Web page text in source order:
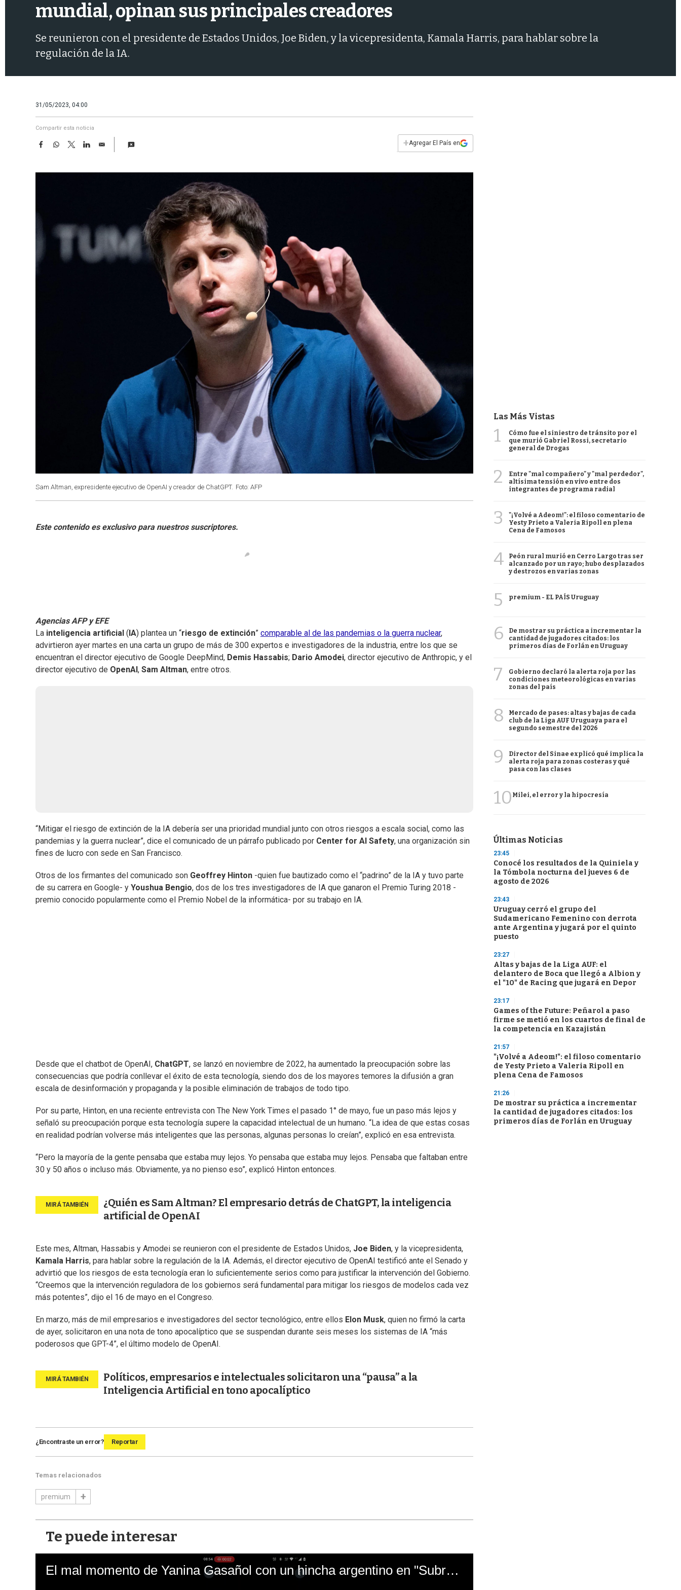
mundial, opinan sus principales creadores
Se reunieron con el presidente de Estados Unidos, Joe Biden, y la vicepresidenta, Kamala Harris, para hablar sobre la
regulación de la IA.
31/05/2023, 04:00
Compartir esta noticia
F
e
W
t
T
w
t
L
k
E
i
+Agregar El País en
Sam Altman, expresidente ejecutivo de OpenAI y creador de ChatGPT. Foto: AFP
Agencias AFP y EFE
La inteligencia artificial ( IA) plantea un “riesgo de extinción” comparable al de las pandemias o la guerra nuclear,
advirtieron ayer martes en una carta un grupo de más de 300 expertos e investigadores de la industria, entre los que se
encuentran el director ejecutivo de Google DeepMind, Demis Hassabis; Dario Amodei, director ejecutivo de Anthropic, y el
director ejecutivo de OpenAI , Sam Altman, entre otros.
“Mitigar el riesgo de extinción de la IA debería ser una prioridad mundial junto con otros riesgos a escala social, como las
pandemias y la guerra nuclear”, dice el comunicado de un párrafo publicado por Center for AI Safety, una organización sin
fines de lucro con sede en San Francisco.
Otros de los firmantes del comunicado son Geoffrey Hinton -quien fue bautizado como el “padrino” de la IA y tuvo parte
de su carrera en Google- y Youshua Bengio, dos de los tres investigadores de IA que ganaron el Premio Turing 2018 -
premio conocido popularmente como el Premio Nobel de la informática- por su trabajo en IA.
Desde que el chatbot de OpenAI, ChatGPT, se lanzó en noviembre de 2022, ha aumentado la preocupación sobre las
consecuencias que podría conllevar el éxito de esta tecnología, siendo dos de los mayores temores la difusión a gran
escala de desinformación y propaganda y la posible eliminación de trabajos de todo tipo.
Por su parte, Hinton, en una reciente entrevista con The New York Times el pasado 1° de mayo, fue un paso más lejos y
señaló su preocupación porque esta tecnología supere la capacidad intelectual de un humano. “La idea de que estas cosas
en realidad podrían volverse más inteligentes que las personas, algunas personas lo creían”, explicó en esa entrevista.
“Pero la mayoría de la gente pensaba que estaba muy lejos. Yo pensaba que estaba muy lejos. Pensaba que faltaban entre
30 y 50 años o incluso más. Obviamente, ya no pienso eso”, explicó Hinton entonces.
¿Quién es Sam Altman? El empresario detrás de ChatGPT, la inteligencia
artificial de OpenAI
Este mes, Altman, Hassabis y Amodei se reunieron con el presidente de Estados Unidos, Joe Biden, y la vicepresidenta,
Kamala Harris, para hablar sobre la regulación de la IA. Además, el director ejecutivo de OpenAI testificó ante el Senado y
advirtió que los riesgos de esta tecnología eran lo suficientemente serios como para justificar la intervención del Gobierno.
“Creemos que la intervención reguladora de los gobiernos será fundamental para mitigar los riesgos de modelos cada vez
más potentes”, dijo el 16 de mayo en el Congreso.
En marzo, más de mil empresarios e investigadores del sector tecnológico, entre ellos Elon Musk, quien no firmó la carta
de ayer, solicitaron en una nota de tono apocalíptico que se suspendan durante seis meses los sistemas de IA “más
poderosos que GPT-4”, el último modelo de OpenAI.
Políticos, empresarios e intelectuales solicitaron una “pausa” a la
Inteligencia Artificial en tono apocalíptico
¿Encontraste un error? Reportar
Temas relacionados
premium
Te puede interesar
El mal momento de Yanina Gasañol con un hincha argentino en "Subrayado"
Las Más Vistas
1
Cómo fue el siniestro de tránsito por el
que murió Gabriel Rossi, secretario
general de Drogas
2
Entre "mal compañero" y "mal perdedor",
altísima tensión en vivo entre dos
integrantes de programa radial
3
"¡Volvé a Adeom!": el filoso comentario de
Yesty Prieto a Valeria Ripoll en plena
Cena de Famosos
4
Peón rural murió en Cerro Largo tras ser
alcanzado por un rayo; hubo desplazados
y destrozos en varias zonas
5 premium - EL PAÍS Uruguay
6
De mostrar su práctica a incrementar la
cantidad de jugadores citados: los
primeros días de Forlán en Uruguay
7
Gobierno declaró la alerta roja por las
condiciones meteorológicas en varias
zonas del país
8
Mercado de pases: altas y bajas de cada
club de la Liga AUF Uruguaya para el
segundo semestre del 2026
9
Director del Sinae explicó qué implica la
alerta roja para zonas costeras y qué
pasa con las clases
10 Milei, el error y la hipocresía
Últimas Noticias
23:45
Conocé los resultados de la Quiniela y
la Tómbola nocturna del jueves 6 de
agosto de 2026
23:43
Uruguay cerró el grupo del
Sudamericano Femenino con derrota
ante Argentina y jugará por el quinto
puesto
23:27
Altas y bajas de la Liga AUF: el
delantero de Boca que llegó a Albion y
el "10" de Racing que jugará en Depor
23:17
Games of the Future: Peñarol a paso
firme se metió en los cuartos de final de
la competencia en Kazajistán
21:57
"¡Volvé a Adeom!": el filoso comentario
de Yesty Prieto a Valeria Ripoll en
plena Cena de Famosos
21:26
De mostrar su práctica a incrementar
la cantidad de jugadores citados: los
primeros días de Forlán en Uruguay